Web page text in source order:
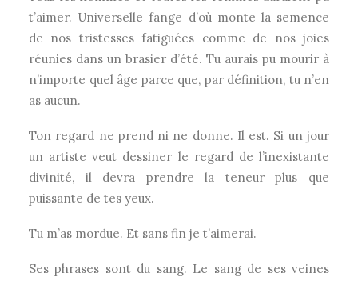
t’aimer. Universelle fange d’où monte la semence
de nos tristesses fatiguées comme de nos joies
réunies dans un brasier d’été. Tu aurais pu mourir à
n’importe quel âge parce que, par définition, tu n’en
as aucun.
Ton regard ne prend ni ne donne. Il est. Si un jour
un artiste veut dessiner le regard de l’inexistante
divinité, il devra prendre la teneur plus que
puissante de tes yeux.
Tu m’as mordue. Et sans fin je t’aimerai.
Ses phrases sont du sang. Le sang de ses veines